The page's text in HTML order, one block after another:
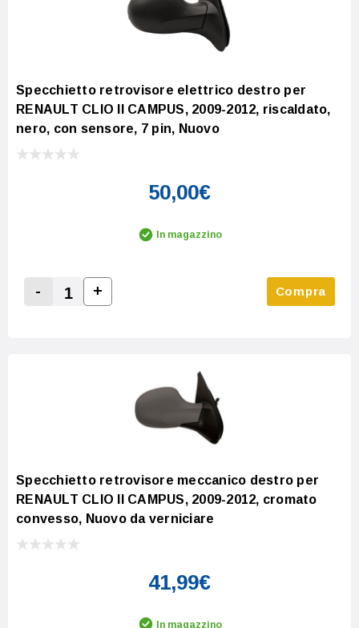
Specchietto retrovisore elettrico destro per
RENAULT CLIO II CAMPUS, 2009-2012, riscaldato,
nero, con sensore, 7 pin, Nuovo
50,00€
In magazzino
Decrease Quantity:
-
Increase Quantity:
+ Compra
Specchietto retrovisore meccanico destro per
RENAULT CLIO II CAMPUS, 2009-2012, cromato
convesso, Nuovo da verniciare
41,99€
In magazzino